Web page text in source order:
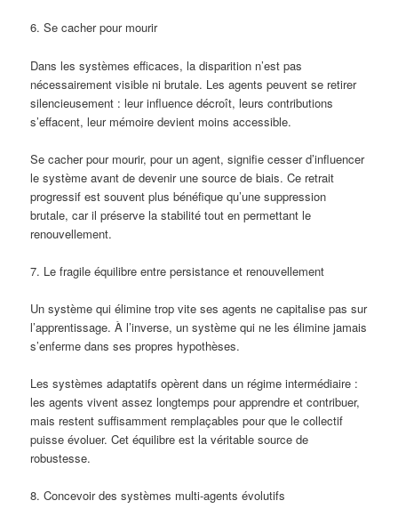
6. Se cacher pour mourir
Dans les systèmes efficaces, la disparition n’est pas
nécessairement visible ni brutale. Les agents peuvent se retirer
silencieusement : leur influence décroît, leurs contributions
s’effacent, leur mémoire devient moins accessible.
Se cacher pour mourir, pour un agent, signifie cesser d’influencer
le système avant de devenir une source de biais. Ce retrait
progressif est souvent plus bénéfique qu’une suppression
brutale, car il préserve la stabilité tout en permettant le
renouvellement.
7. Le fragile équilibre entre persistance et renouvellement
Un système qui élimine trop vite ses agents ne capitalise pas sur
l’apprentissage. À l’inverse, un système qui ne les élimine jamais
s’enferme dans ses propres hypothèses.
Les systèmes adaptatifs opèrent dans un régime intermédiaire :
les agents vivent assez longtemps pour apprendre et contribuer,
mais restent suffisamment remplaçables pour que le collectif
puisse évoluer. Cet équilibre est la véritable source de
robustesse.
8. Concevoir des systèmes multi-agents évolutifs